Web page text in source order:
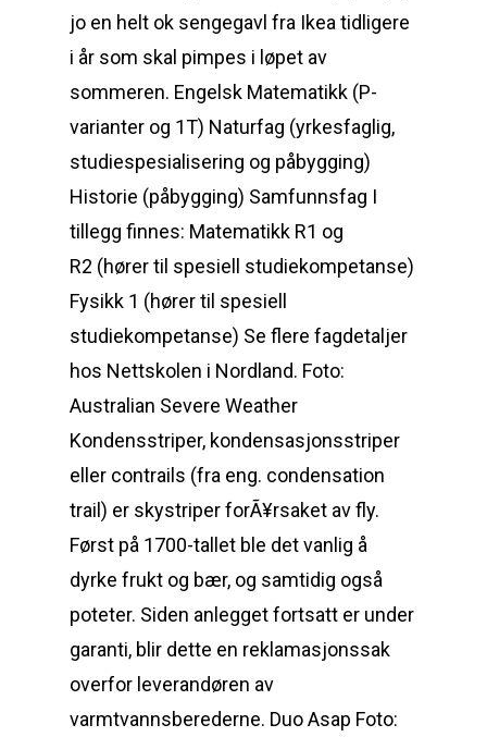
jo en helt ok sengegavl fra Ikea tidligere
i år som skal pimpes i løpet av
sommeren. Engelsk Matematikk (P-
varianter og 1T) Naturfag (yrkesfaglig,
studiespesialisering og påbygging)
Historie (påbygging) Samfunnsfag I
tillegg finnes: Matematikk R1 og
R2 (hører til spesiell studiekompetanse)
Fysikk 1 (hører til spesiell
studiekompetanse) Se flere fagdetaljer
hos Nettskolen i Nordland. Foto:
Australian Severe Weather
Kondensstriper, kondensasjonsstriper
eller contrails (fra eng. condensation
trail) er skystriper forÃ¥rsaket av fly.
Først på 1700-tallet ble det vanlig å
dyrke frukt og bær, og samtidig også
poteter. Siden anlegget fortsatt er under
garanti, blir dette en reklamasjonssak
overfor leverandøren av
varmtvannsberederne. Duo Asap Foto: